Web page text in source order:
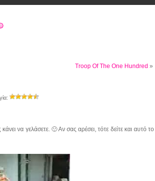
Troop Of The One Hundred »
να γελάσετε. 🙂 Αν σας αρέσει, τότε δείτε και αυτό το